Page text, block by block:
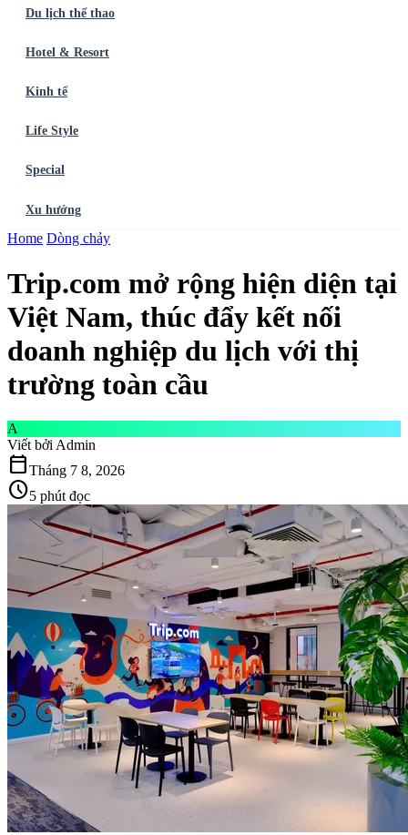
Du lịch thể thao
Hotel & Resort
Kinh tế
Life Style
Special
Xu hướng
Trang chủẨm thực
KÝ NGAY
Home Dòng chảy
Trip.com mở rộng hiện diện tại
Việt Nam, thúc đẩy kết nối
doanh nghiệp du lịch với thị
trường toàn cầu
A
Viết bởi Admin
calendar_todayTháng 7 8, 2026
schedule5 phút đọc